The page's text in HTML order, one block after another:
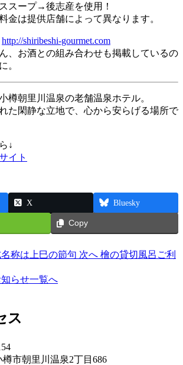
スープ→後志産を使用！
金は提供店舗によって異なります。
http://shiribeshi-gourmet.com
、お酒との組み合わせも掲載しているの
。
樽朝里川温泉の老舗温泉ホテル。
た閑静な立地で、心から安らげる場所で
↓
イト
X Bluesky
Copy
称は上巳の節句 次へ 檜の貸切風呂ご利
知らせ一覧へ
ス
樽市朝里川温泉2丁目686